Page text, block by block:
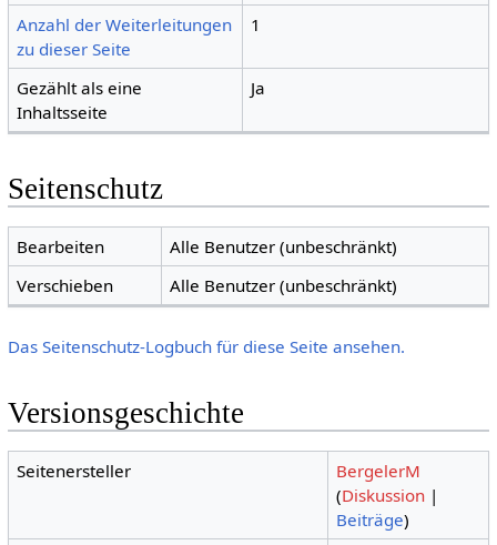
Anzahl der Weiterleitungen
zu dieser Seite
1
Gezählt als eine
Inhaltsseite
Ja
Seitenschutz
Bearbeiten
Alle Benutzer (unbeschränkt)
Verschieben
Alle Benutzer (unbeschränkt)
Das Seitenschutz-Logbuch für diese Seite ansehen.
Versionsgeschichte
Seitenersteller
BergelerM
(Diskussion |
Beiträge)